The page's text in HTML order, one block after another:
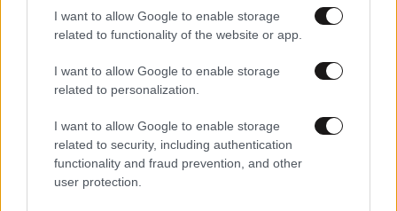
I want to allow Google to enable storage
related to functionality of the website or app.
I want to allow Google to enable storage
related to personalization.
I want to allow Google to enable storage
related to security, including authentication
functionality and fraud prevention, and other
user protection.
με τσίπρα κι αυτές
Απαντήστε